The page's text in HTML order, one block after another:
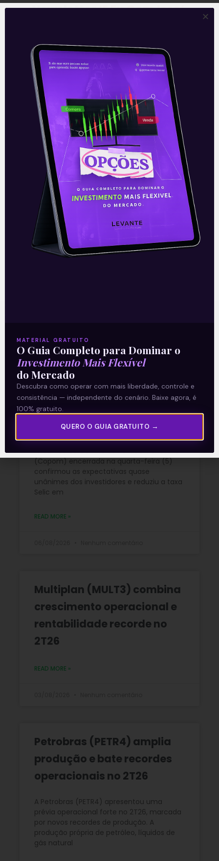
Newsletter‘E Eu Com Isso’.
—
Leia também:Monte Bravo, maior AAI
da XP quer criar corretora.
Acompanhe nossas Redes Sociais!
O conteúdo foi útil para você? Compartilhe!
Recomendado para
você
Ouvindo o que o Copom não
disse
A reunião do Comitê de Política Monetária
(Copom) encerrada na quarta-feira (5)
confirmou as expectativas quase
unânimes dos investidores e reduziu a taxa
Selic em
READ MORE »
Multiplan (MULT3) combina
crescimento operacional e
rentabilidade recorde no
2T26
READ MORE »
Petrobras (PETR4) amplia
produção e bate recordes
operacionais no 2T26
A Petrobras (PETR4) apresentou uma
prévia operacional forte no 2T26, marcada
por novos recordes de produção. A
produção própria de petróleo, líquidos de
gás natural
MATERIAL GRATUITO
O Guia Completo para Dominar o
Investimento Mais Flexível
do Mercado
Descubra como operar com mais liberdade, controle e
consistência — independente do cenário. Baixe agora, é
100% gratuito.
QUERO O GUIA GRATUITO →